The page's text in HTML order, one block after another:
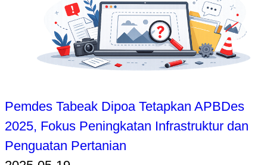
Pemdes Tabeak Dipoa Tetapkan APBDes
2025, Fokus Peningkatan Infrastruktur dan
Penguatan Pertanian